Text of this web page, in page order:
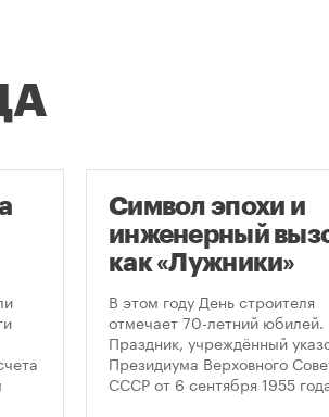
Символ эпохи и
инженерный
как «Лужники»
стали символом
Дня строителя
В этом году День строителя
отмечает 70-летний юбилей.
Праздник, учреждённый
Президиума Верховного
СССР от 6 сентября 1955